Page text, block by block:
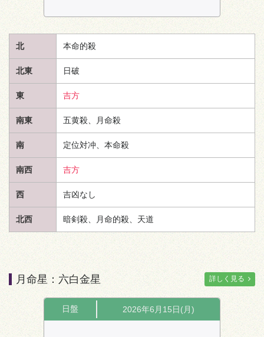
北 本命的殺
北東 日破
東 吉方
南東 五黄殺、月命殺
南 定位対冲、本命殺
南西 吉方
西 吉凶なし
北西 暗剣殺、月命的殺、 天道
月命星：六白金星 詳しく見る
日盤 2026年6月15日(月)